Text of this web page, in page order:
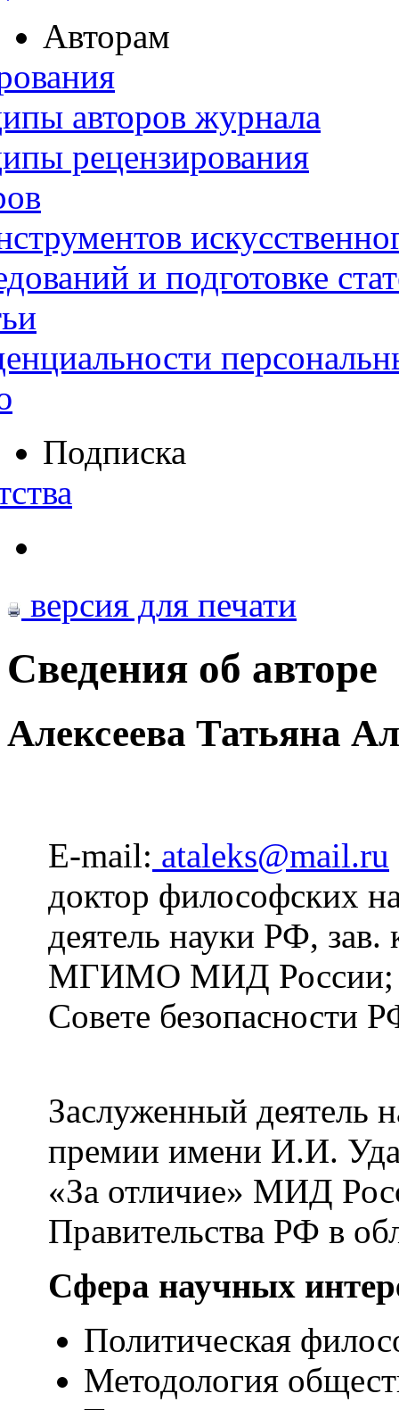
Авторам
авторов журнала
рецензирования
и подготовке
Подписка
версия для печати
Сведения об авторе
Алексеева Татьяна
E-mail: ataleks@mail.ru
доктор философских
деятель науки РФ,
МГИМО МИД России;
Совете безопасности
Заслуженный деятель
премии имени И.И.
«За отличие» МИД
Правительства РФ в
Сфера научных
Политическая
Методология